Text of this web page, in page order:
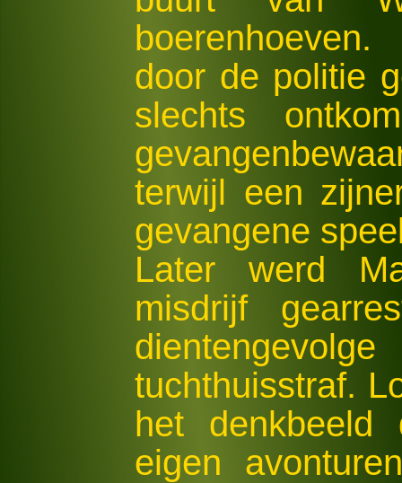
door de politie
slechts
terwijl een
gevangene
Later werd
misdrijf
tuchthuisstraf.
het
eigen